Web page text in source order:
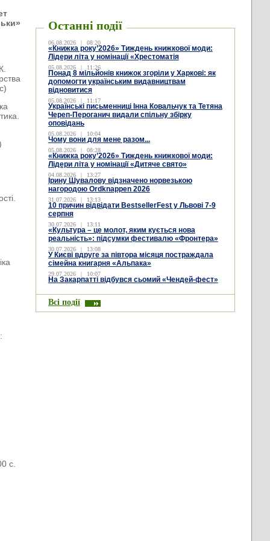
с.
Останні події
06.08.2026 | 08:20
«Книжка року’2026» Тиждень книжкової моди:
Лідери літа у номінації «Хрестоматія
05.08.2026 | 11:26
Понад 8 мільйонів книжок згоріли у Харкові: як
допомогти українським видавництвам
відновитися
05.08.2026 | 11:17
Українські письменниці Інна Ковальчук та Тетяна
Череп-Пероганич видали спільну збірку
оповідань
05.08.2026 | 10:04
Чому вони для мене разом...
05.08.2026 | 08:28
«Книжка року’2026» Тиждень книжкової моди:
Лідери літа у номінації «Дитяче свято»
04.08.2026 | 13:27
Ірину Шувалову відзначено норвезькою
нагородою Ordknappen 2026
31.07.2026 | 13:13
10 причин відвідати BestsellerFest у Львові 7-9
серпня
30.07.2026 | 13:11
«Культура – це молот, яким кується нова
реальність»: підсумки фестивалю «Фронтера»
30.07.2026 | 13:08
У Києві вдруге за півтора місяця постраждала
сімейна книгарня «Альпака»
29.07.2026 | 10:07
На Закарпатті відбувся сьомий «Чендей-фест»
Всі події